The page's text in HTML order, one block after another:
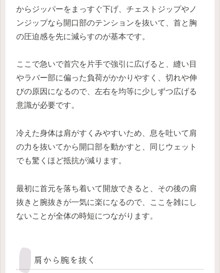
からジッパーをまっすぐ下げ、チェストジップやノ
ンジップなら開口部のテンションを抜いて、首と胸
の圧迫感を先に減らすのが基本です。
ここで急いで首穴を片手で強引に広げると、縫い目
やラバー部に偏った負荷がかかりやすく、切れや伸
びの原因になるので、左右を均等に少しずつ広げる
意識が必要です。
冷えた身体は肩がすくみやすいため、息を吐いて肩
の力を抜いてから開口部を動かすと、同じウェット
でも驚くほど抵抗が減ります。
最初に首元を落ち着いて開放できると、その後の肩
抜きと腕抜きが一気に楽になるので、ここを雑にし
ないことが全体の時短につながります。
肩から腕を抜く